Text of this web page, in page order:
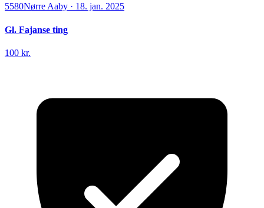
5580Nørre Aaby · 18. jan. 2025
Gl. Fajanse ting
100 kr.